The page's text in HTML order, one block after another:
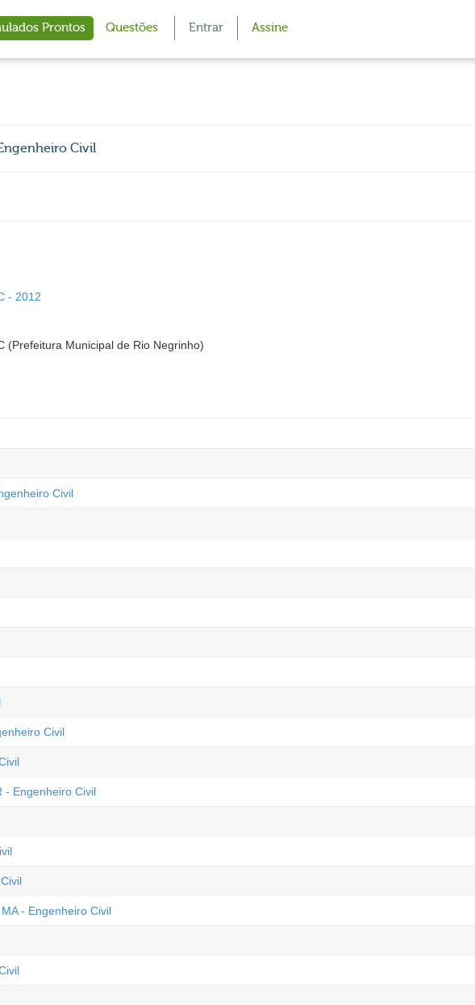
Prontos Questões Entrar Assine
Civil
- 2012
(Prefeitura Municipal de Rio Negrinho)
Civil
Civil
- Engenheiro Civil
- Engenheiro Civil